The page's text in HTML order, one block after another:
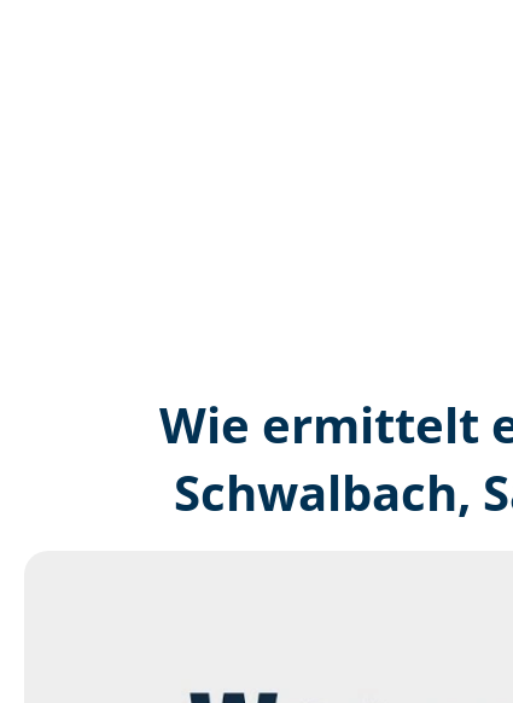
Wie ermittelt
Schwalbach,